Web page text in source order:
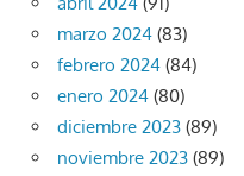
marzo 2024 (83)
febrero 2024 (84)
enero 2024 (80)
diciembre 2023 (89)
noviembre 2023 (89)